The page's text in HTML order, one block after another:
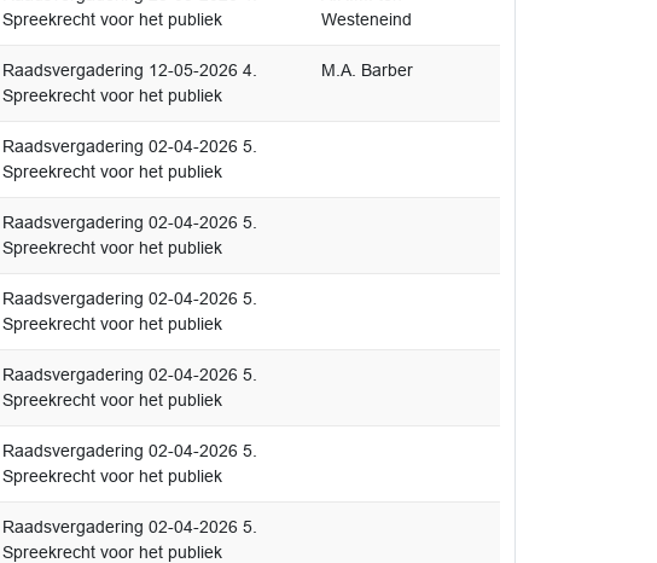
Spreekrecht voor het publiek
Westeneind
Raadsvergadering 12-05-2026 4.
Spreekrecht voor het publiek
M.A. Barber
Raadsvergadering 02-04-2026 5.
Spreekrecht voor het publiek
Raadsvergadering 02-04-2026 5.
Spreekrecht voor het publiek
Raadsvergadering 02-04-2026 5.
Spreekrecht voor het publiek
Raadsvergadering 02-04-2026 5.
Spreekrecht voor het publiek
Raadsvergadering 02-04-2026 5.
Spreekrecht voor het publiek
Raadsvergadering 02-04-2026 5.
Spreekrecht voor het publiek